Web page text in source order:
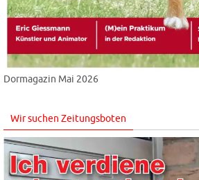
Dormagazin Mai 2026
Wir suchen Zeitungsboten